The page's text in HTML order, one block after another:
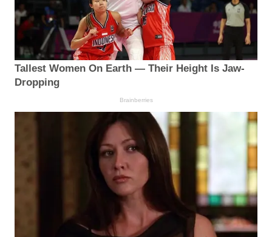
Tallest Women On Earth — Their Height Is Jaw-
Dropping
Brainberries